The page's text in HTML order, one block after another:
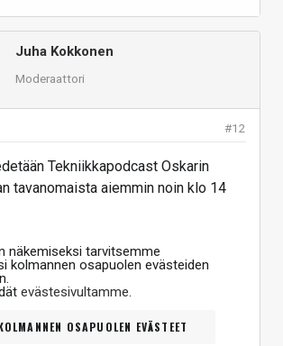
Juha Kokkonen
Moderaattori
#12
Tekniikkapodcast Oskarin
tavanomaista aiemmin noin klo 14
näkemiseksi tarvitsemme
kolmannen osapuolen evästeiden
evästesivultamme
OSAPUOLEN EVÄSTEET